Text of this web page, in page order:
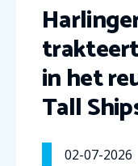
in het
Tall
02-07-2026